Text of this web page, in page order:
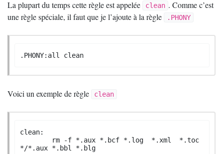
La plupart du temps cette règle est appelée
clean . Comme c’est
une règle spéciale, il faut que je l’ajoute à la règle
.PHONY
.PHONY:all clean
Voici un exemple de règle clean
clean:
*/*.aux *.bbl *.blg